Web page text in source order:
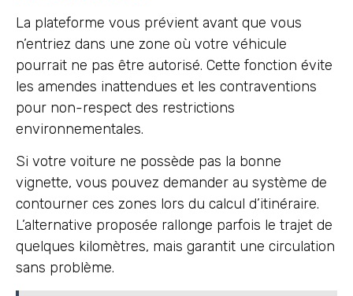
La plateforme vous prévient avant que vous
n’entriez dans une zone où votre véhicule
pourrait ne pas être autorisé. Cette fonction évite
les amendes inattendues et les contraventions
pour non-respect des restrictions
environnementales.
Si votre voiture ne possède pas la bonne
vignette, vous pouvez demander au système de
contourner ces zones lors du calcul d’itinéraire.
L’alternative proposée rallonge parfois le trajet de
quelques kilomètres, mais garantit une circulation
sans problème.